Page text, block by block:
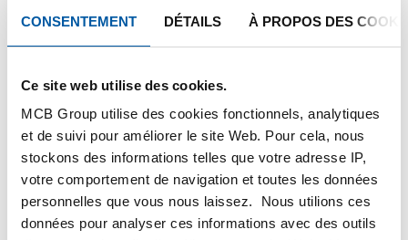
CONSENTEMENT DÉTAILS À PROPOS DES
Ce site web utilise des cookies.
MCB Group utilise des cookies fonctionnels, analytiques
et de suivi pour améliorer le site Web. Pour cela, nous
stockons des informations telles que votre adresse IP,
votre comportement de navigation et toutes les données
personnelles que vous nous laissez. Nous utilions ces
données pour analyser ces informations avec des outils
commande
Commandez avec vos propres numéros d’articles
Calculez avec les prix actuels de Testas
Suivez votre commande avec Track&Trace